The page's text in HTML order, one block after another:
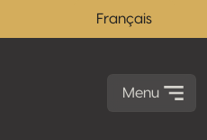
Français
Menu